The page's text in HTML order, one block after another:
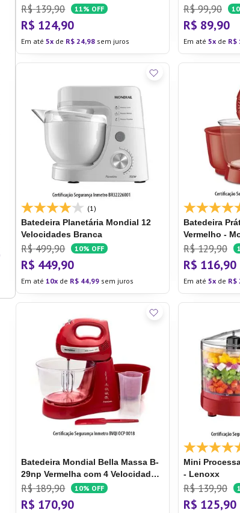
R$ 139,90 11% OFF
R$ 124,90
Em até5 de R$ 24,98 sem juros
R$ 99,90
R$ 89,90
Em até 5 de R$
(1)
Batedeira Planetária Mondial 12
Velocidades Branca
R$ 499,90 10% OFF
R$ 449,90
Em até10 de R$ 44,99 sem juros
Batedeira
Vermelho -
R$ 129,90
R$ 116,90
Em até 5 de R$
Batedeira Mondial Bella Massa B-
29np Vermelha com 4 Velocidades
Batedeira Mondial Bella Massa B-
29np
R$ 189,90 10% OFF
R$ 170,90
Mini
- Lenoxx
R$ 139,90
R$ 125,90